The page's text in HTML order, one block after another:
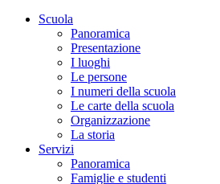
Scuola
Panoramica
Presentazione
I luoghi
Le persone
I numeri della scuola
Le carte della scuola
Organizzazione
La storia
Servizi
Panoramica
Famiglie e studenti